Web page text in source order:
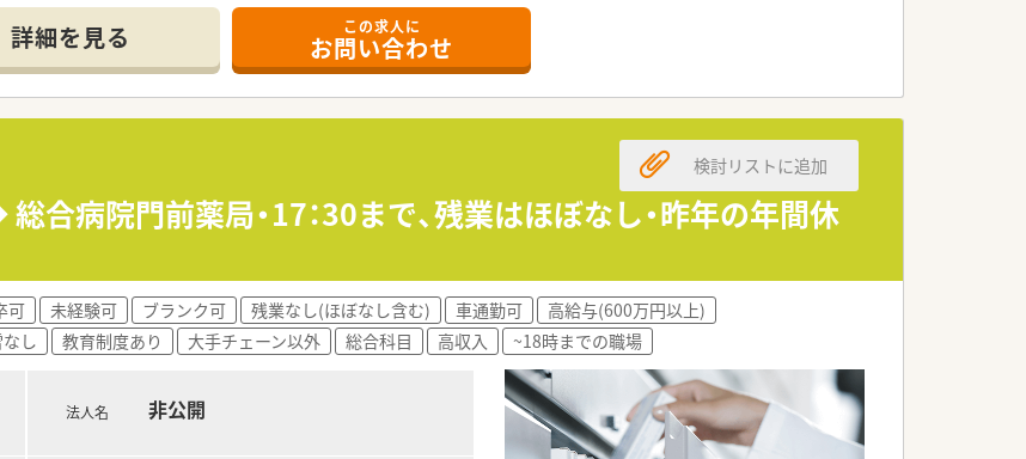
から続く歴史ある法人であり、浜松を中心に1,000年続く企業を目指して発展しています。
カラーには緑を強調した清潔感のある造りを採用し、地域住民に親しまれる運営を行っていま
用の在宅医療室を完備するなど、薬剤師が専門業務に特化できる先進的な環境を整えていま
500万円から720万円と幅広く、これまでの経験やスキルを正当に評価して決定いたします。
円までの補助が用意されており、遠方から転職を希望される方の新生活を支援します。
現職での引き継ぎ状況等に合わせて調整いたしますので、無理のない転職が可能です。
詳細を見る この求人に
お問い合わせ
合病院門前薬局・17：30まで、残業はほぼなし・昨年の年間休
検討リストに追加
可 未経験可 ブランク可 残業なし(ほぼなし含む) 車通勤可
高給与(600万円以上)
し 教育制度あり 大手チェーン以外 総合科目 高収入 ~18時までの職場
法人名 非公開